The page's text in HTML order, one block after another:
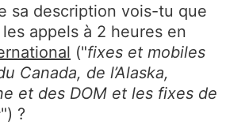
sa description vois-tu que
appels à 2 heures en
("fixes et mobiles
Canada, de l’Alaska,
et des DOM et les fixes de
") ?